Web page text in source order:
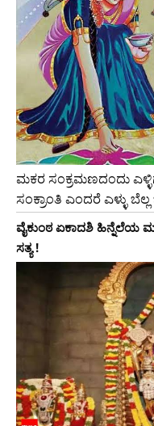
ಮಕರ ಸಂಕ್ರಮಣದಂದು ಎಳ್ಳಿಗೆ
ಸಂಕ್ರಾಂತಿ ಎಂದರೆ ಎಳ್ಳು
ವೈಕುಂಠ ಏಕಾದಶಿ ಹಿನ್ನೆಲೆಯ
ಸತ್ಯ !